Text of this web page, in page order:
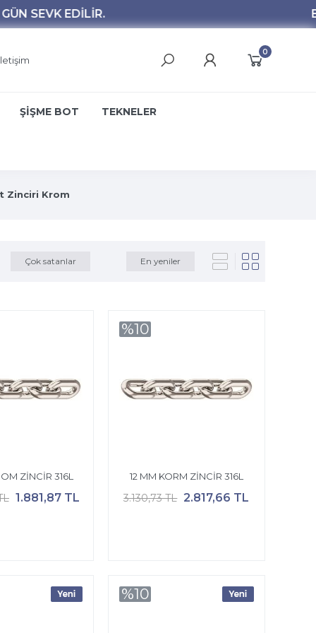
0
ŞİŞME BOT TEKNELER
Zinciri Krom
Çok satanlar En yeniler
ZİNCİR 316L
1.881,87 TL
12 MM KORM ZİNCİR 316L
3.130,73 TL 2.817,66 TL
%10
%10